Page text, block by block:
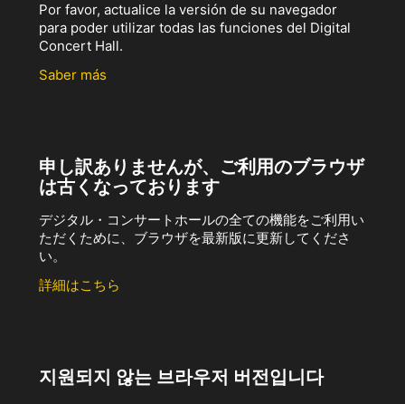
Por favor, actualice la versión de su navegador
para poder utilizar todas las funciones del Digital
Concert Hall.
Saber más
申し訳ありませんが、ご利用のブラウザ
は古くなっております
デジタル・コンサートホールの全ての機能をご利用い
ただくために、ブラウザを最新版に更新してくださ
い。
詳細はこちら
지원되지 않는 브라우저 버전입니다